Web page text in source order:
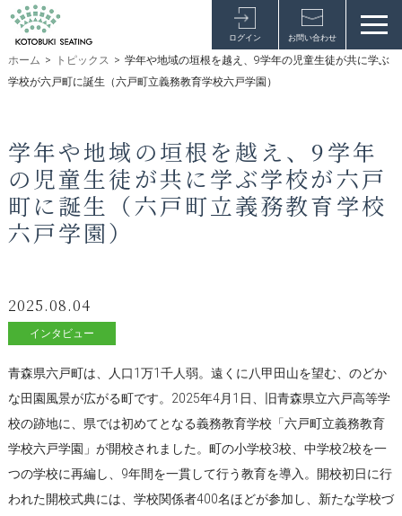
ログイン お問い合わせ
ホーム > トピックス > 学年や地域の垣根を越え、9学年の児童生徒が共に学ぶ
学校が六戸町に誕生（六戸町立義務教育学校六戸学園）
学年や地域の垣根を越え、9学年
の児童生徒が共に学ぶ学校が六戸
町に誕生（六戸町立義務教育学校
六戸学園）
2025.08.04
インタビュー
青森県六戸町は、人口1万1千人弱。遠くに八甲田山を望む、のどか
な田園風景が広がる町です。2025年4月1日、旧青森県立六戸高等学
校の跡地に、県では初めてとなる義務教育学校「六戸町立義務教育
学校六戸学園」が開校されました。町の小学校3校、中学校2校を一
つの学校に再編し、9年間を一貫して行う教育を導入。開校初日に行
われた開校式典には、学校関係者400名ほどが参加し、新たな学校づ